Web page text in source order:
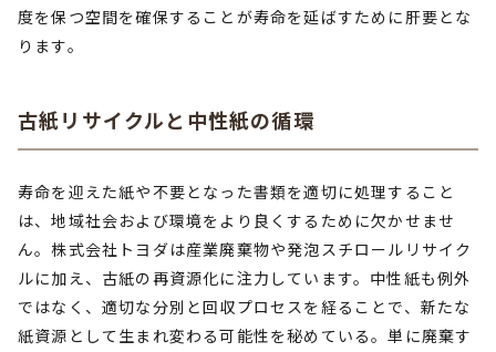
度を保つ空間を確保することが寿命を延ばすために肝要とな
ります。
古紙リサイクルと中性紙の循環
寿命を迎えた紙や不要となった書類を適切に処理すること
は、地域社会および環境をより良くするために欠かせませ
ん。株式会社トヨダは産業廃棄物や発泡スチロールリサイク
ルに加え、古紙の再資源化に注力しています。中性紙も例外
ではなく、適切な分別と回収プロセスを経ることで、新たな
紙資源として生まれ変わる可能性を秘めている。単に廃棄す